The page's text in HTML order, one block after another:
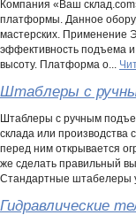
Компания «Ваш
платформы. Данное
мастерских. Применение
эффективность подъема
высоту. Платформа о...
Штаблеры с
Штаблеры с ручным
склада или производства
перед ним открывается
же сделать правильный
Стандартные штабелеры
Гидравлические